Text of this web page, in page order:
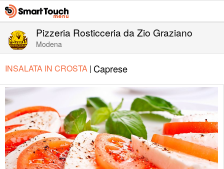
Pizzeria Rosticceria da Zio Graziano
Modena
INSALATA IN CROSTA | Caprese